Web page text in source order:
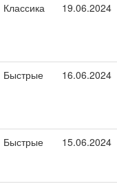
Классика 19.06.2024
Быстрые 16.06.2024
Быстрые 15.06.2024